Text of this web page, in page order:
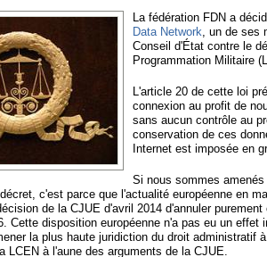
La fédération FDN a
Data Network , un de
Conseil d'État contre le
Programmation Militaire
L'article 20 de cette loi
connexion au profit de
sans aucun contrôle au
conservation de ces
Internet est imposée en
Si nous sommes amenés
c'est parce que l'actualité européenne en
de la CJUE d'avril 2014 d'annuler
Cette disposition européenne n'a pas eu un
la plus haute juridiction du droit administratif
LCEN à l'aune des arguments de la CJUE.